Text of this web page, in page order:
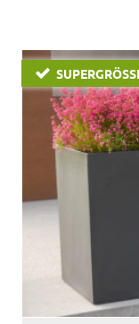
SUPERGRÖSSE